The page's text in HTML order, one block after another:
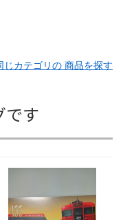
じカテゴリの 商品を探す
です